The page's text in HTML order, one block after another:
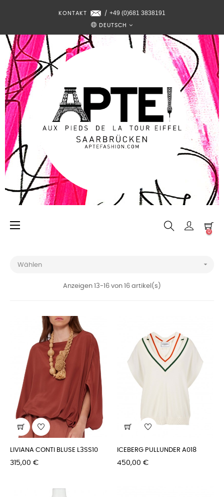
KONTAKT / +49 (0)681 3838191
DEUTSCH
Umschalten
☰
0
Wählen 
Anzeigen 13-16 von 16 artikel(s)
LIVIANA CONTI BLUSE L3SS10
Preis
315,00 €
ICEBERG PULLUNDER A018
Preis
450,00 €